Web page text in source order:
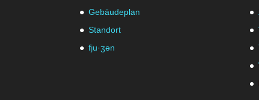
Gebäudeplan
Standort
fju·ʒən